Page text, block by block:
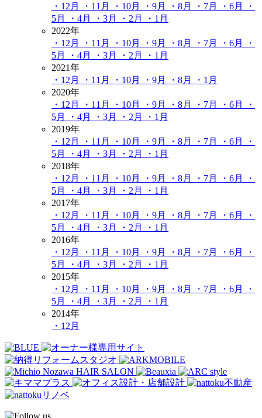
・12月
・11月 ・10月 ・9月 ・8月 ・7月 ・6月
・
5月
・4月 ・3月 ・2月
・1月
2022年
・12月
・11月 ・10月 ・9月 ・8月 ・7月 ・6月
・
5月
・4月 ・3月 ・2月
・1月
2021年
・12月
・11月 ・10月 ・9月 ・8月
・1月
2020年
・12月
・11月 ・10月 ・9月 ・8月 ・7月 ・6月
・
5月
・4月 ・3月 ・2月
・1月
2019年
・12月
・11月 ・10月 ・9月 ・8月 ・7月 ・6月
・
5月
・4月 ・3月 ・2月
・1月
2018年
・12月
・11月 ・10月 ・9月 ・8月 ・7月 ・6月
・
5月
・4月 ・3月 ・2月
・1月
2017年
・12月
・11月 ・10月 ・9月 ・8月 ・7月 ・6月
・
5月
・4月 ・3月 ・2月
・1月
2016年
・12月
・11月 ・10月 ・9月 ・8月 ・7月 ・6月
・
5月
・4月 ・3月 ・2月
・1月
2015年
・12月
・11月 ・10月 ・9月 ・8月 ・7月 ・6月
・
5月
・4月 ・3月 ・2月
・1月
2014年
・12月